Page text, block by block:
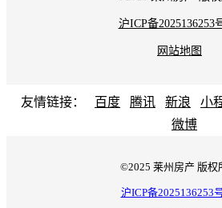
沪ICP备2025136253
网站地图
友情链接： 百度 腾讯 新浪 小
微博
©2025 莱州房产 版权
沪ICP备2025136253